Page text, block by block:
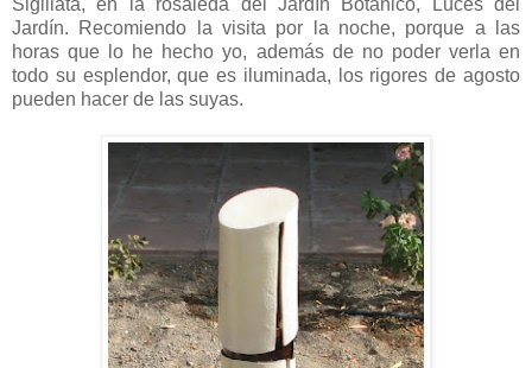
Jardín. Recomiendo la visita por la noche, porque a las
horas que lo he hecho yo, además de no poder verla en
todo su esplendor, que es iluminada, los rigores de agosto
pueden hacer de las suyas.